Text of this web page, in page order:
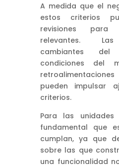
A medida que el
estos criterios
revisiones para
relevantes.
cambiantes
condiciones del
pueden impulsar
criterios.
Para las
fundamental que
cumplan, ya que
sobre las que
una funcionalidad